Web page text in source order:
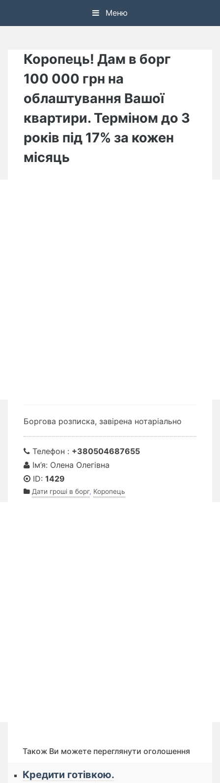
Меню
Коропець! Дам в борг
100 000 грн на
облаштування Вашої
квартири. Терміном до 3
років під 17% за кожен
місяць
Боргова розписка, завірена нотаріально
Телефон : +380504687655
Ім’я: Олена Олегівна
ID: 1429
Дати гроші в борг, Коропець
Також Ви можете переглянути оголошення
Кредити готівкою.